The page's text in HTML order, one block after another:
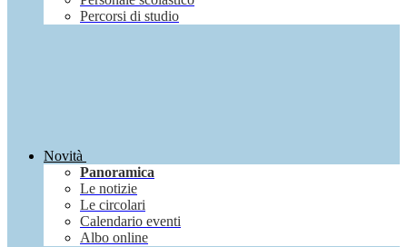
Percorsi di studio
Novità
Panoramica
Le notizie
Le circolari
Calendario eventi
Albo online